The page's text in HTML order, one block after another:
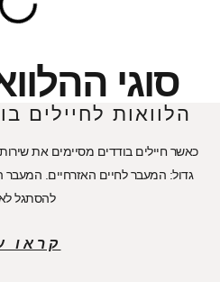
סוגי
הלוואות לחיילים
כאשר חיילים בודדים מסיימים את
גדול: המעבר לחיים האזרחיים. המעבר
להסתגל
קראו